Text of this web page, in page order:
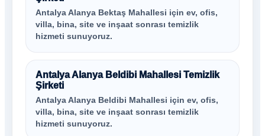
Antalya Alanya Bektaş Mahallesi için ev, ofis,
villa, bina, site ve inşaat sonrası temizlik
hizmeti sunuyoruz.
Antalya Alanya Beldibi Mahallesi Temizlik
Şirketi
Antalya Alanya Beldibi Mahallesi için ev, ofis,
villa, bina, site ve inşaat sonrası temizlik
hizmeti sunuyoruz.